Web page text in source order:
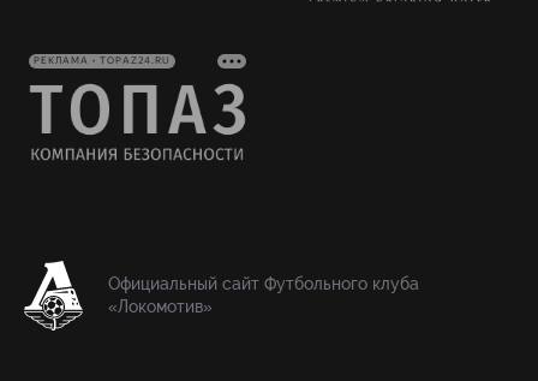
РЕКЛАМА • TOPAZ24.RU
Официальный сайт Футбольного клуба
«Локомотив»